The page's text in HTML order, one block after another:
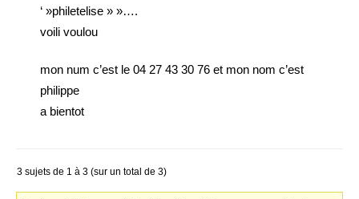
‘ »philetelise » »….
voili voulou
mon num c’est le 04 27 43 30 76 et mon nom c’est
philippe
a bientot
3 sujets de 1 à 3 (sur un total de 3)